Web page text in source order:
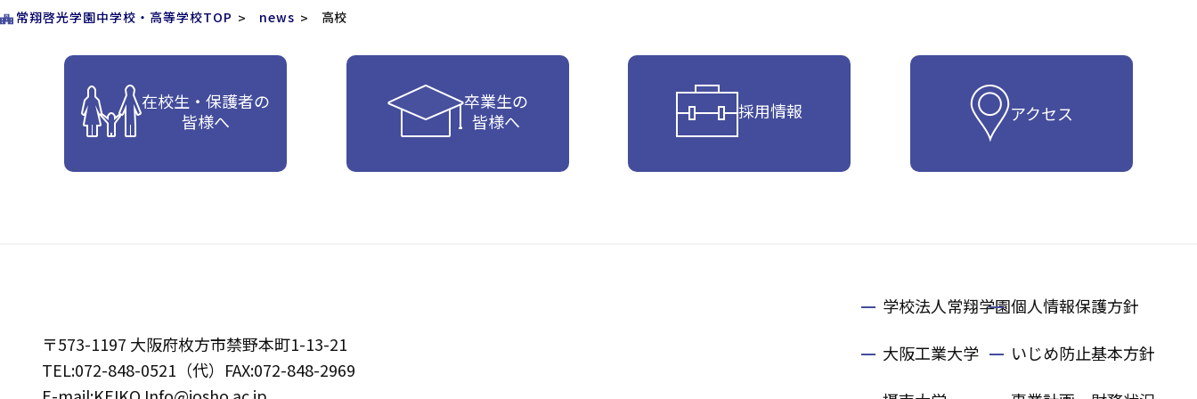
常翔啓光学園中学校・高等学校TOP news 高校
在校生・保護者の
皆様へ
卒業生の
皆様へ
採用情報 アクセス
〒573-1197 大阪府枚方市禁野本町1-13-21
TEL:072-848-0521（代）FAX:072-848-2969
学校法人常翔学園
大阪工業大学
個人情報保護方針
いじめ防止基本方針